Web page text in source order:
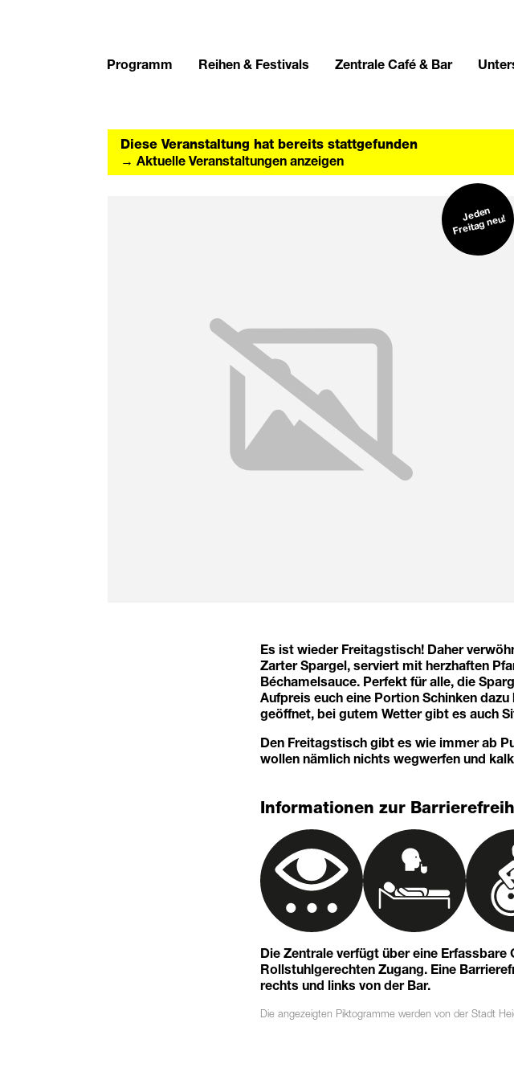
Programm Reihen & Festivals Zentrale Café & Bar
Diese Veranstaltung hat bereits stattgefunden
→ Aktuelle Veranstaltungen anzeigen
Jeden
Freitag neu!
Es ist wieder Freitagstisch! Daher
Zarter Spargel, serviert mit herzhaften
Béchamelsauce. Perfekt für alle, die
Aufpreis euch eine Portion Schinken
geöffnet, bei gutem Wetter gibt es auch
Den Freitagstisch gibt es wie immer ab
wollen nämlich nichts wegwerfen und
Informationen zur
Die Zentrale verfügt über eine Erfassbare
Rollstuhlgerechten Zugang. Eine
rechts und links von der Bar.
Die angezeigten Piktogramme werden von der Stadt